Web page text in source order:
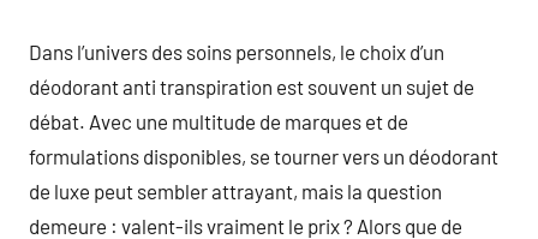
Dans l’univers des soins personnels, le choix d’un
déodorant anti transpiration est souvent un sujet de
débat. Avec une multitude de marques et de
formulations disponibles, se tourner vers un déodorant
de luxe peut sembler attrayant, mais la question
demeure : valent-ils vraiment le prix ? Alors que de